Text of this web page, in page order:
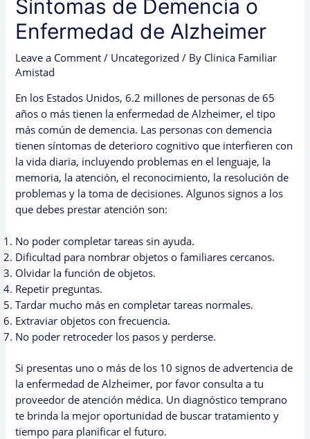
Síntomas de Demencia o
Enfermedad de Alzheimer
Leave a Comment / Uncategorized / By Clinica Familiar
Amistad
En los Estados Unidos, 6.2 millones de personas de 65
años o más tienen la enfermedad de Alzheimer, el tipo
más común de demencia. Las personas con demencia
tienen síntomas de deterioro cognitivo que interfieren con
la vida diaria, incluyendo problemas en el lenguaje, la
memoria, la atención, el reconocimiento, la resolución de
problemas y la toma de decisiones. Algunos signos a los
que debes prestar atención son:
No poder completar tareas sin ayuda.
Dificultad para nombrar objetos o familiares cercanos.
Olvidar la función de objetos.
Repetir preguntas.
Tardar mucho más en completar tareas normales.
Extraviar objetos con frecuencia.
No poder retroceder los pasos y perderse.
Si presentas uno o más de los 10 signos de advertencia de
la enfermedad de Alzheimer, por favor consulta a tu
proveedor de atención médica. Un diagnóstico temprano
te brinda la mejor oportunidad de buscar tratamiento y
tiempo para planificar el futuro.